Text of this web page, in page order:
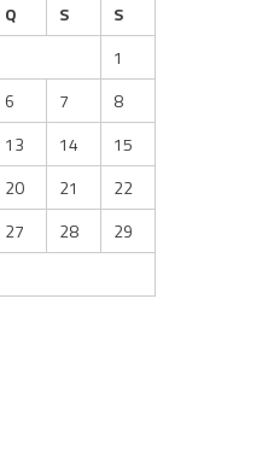
Q S
S
1
6 7
8
13 14
15
20 21
22
27 28
29